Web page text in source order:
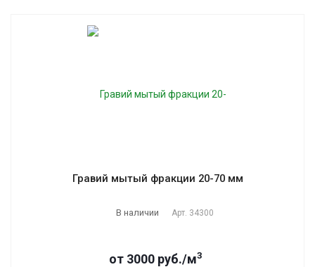
Гравий мытый фракции 20-70 мм
В наличии Арт. 34300
от 3000 руб./м3